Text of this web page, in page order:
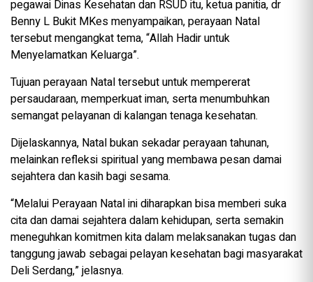
pegawai Dinas Kesehatan dan RSUD itu, ketua panitia, dr
Benny L Bukit MKes menyampaikan, perayaan Natal
tersebut mengangkat tema, “Allah Hadir untuk
Menyelamatkan Keluarga”.
Tujuan perayaan Natal tersebut untuk mempererat
persaudaraan, memperkuat iman, serta menumbuhkan
semangat pelayanan di kalangan tenaga kesehatan.
Dijelaskannya, Natal bukan sekadar perayaan tahunan,
melainkan refleksi spiritual yang membawa pesan damai
sejahtera dan kasih bagi sesama.
“Melalui Perayaan Natal ini diharapkan bisa memberi suka
cita dan damai sejahtera dalam kehidupan, serta semakin
meneguhkan komitmen kita dalam melaksanakan tugas dan
tanggung jawab sebagai pelayan kesehatan bagi masyarakat
Deli Serdang,” jelasnya.